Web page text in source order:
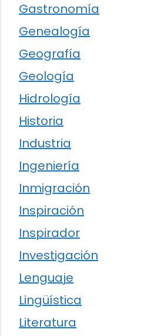
Gastronomía
Genealogía
Geografía
Geología
Hidrología
Historia
Industria
Ingeniería
Inmigración
Inspiración
Inspirador
Investigación
Lenguaje
Lingüística
Literatura